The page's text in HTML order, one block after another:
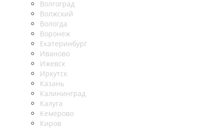
Волгоград
Волжский
Вологда
Воронеж
Екатеринбург
Иваново
Ижевск
Иркутск
Казань
Калининград
Калуга
Кемерово
Киров